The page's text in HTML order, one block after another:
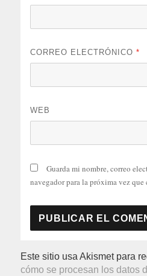
CORREO ELECTRÓNICO*
WEB
Guarda mi nombre, correo
navegador para la próxima vez que
Este sitio usa Akismet para
cómo se procesan los datos